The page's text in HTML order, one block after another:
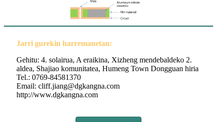
Jarri gurekin harremanetan:
Gehitu: 4. solairua, A eraikina, Xizheng mendebaldeko 2.
aldea, Shajiao komunitatea, Humeng Town Dongguan hiria
Tel.: 0769-84581370
Email: cliff.jiang@dgkangna.com
http://www.dgkangna.com